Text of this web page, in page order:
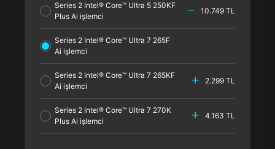
Series 2 Intel® Core™ Ultra 5 250KF
Plus Ai işlemci
10.749 TL
Series 2 Intel® Core™ Ultra 7 265F
Ai işlemci
Series 2 Intel® Core™ Ultra 7 265KF
Ai işlemci
2.299 TL
Series 2 Intel® Core™ Ultra 7 270K
Plus Ai işlemci
4.163 TL